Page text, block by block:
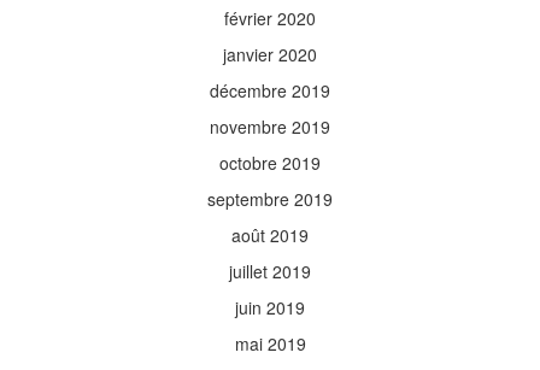
février 2020
janvier 2020
décembre 2019
novembre 2019
octobre 2019
septembre 2019
août 2019
juillet 2019
juin 2019
mai 2019